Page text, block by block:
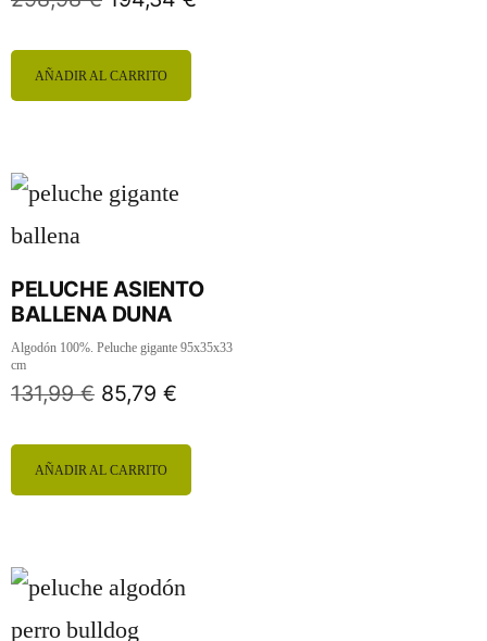
AÑADIR AL CARRITO
PELUCHE ASIENTO
BALLENA DUNA
Algodón 100%. Peluche gigante 95x35x33
cm
131,99€ 85,79 €
AÑADIR AL CARRITO